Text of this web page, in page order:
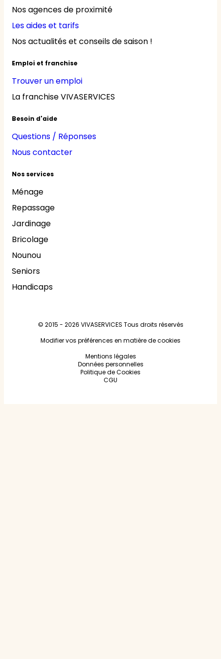
Nos agences de proximité
Les aides et tarifs
Nos actualités et conseils de saison !
Emploi et franchise
Trouver un emploi
La franchise VIVASERVICES
Besoin d'aide
Questions / Réponses
Nous contacter
Nos services
Ménage
Repassage
Jardinage
Bricolage
Nounou
Seniors
Handicaps
© 2015 - 2026 VIVASERVICES Tous droits réservés
Modifier vos préférences en matière de cookies
Mentions légales
Données personnelles
Politique de Cookies
CGU